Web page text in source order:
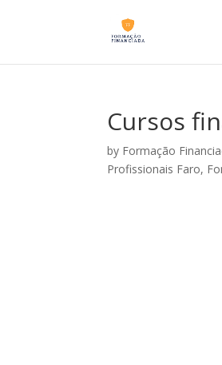
Cursos
by Formação
Profissionais Faro,